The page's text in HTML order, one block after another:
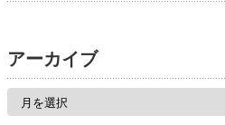
アーカイブ